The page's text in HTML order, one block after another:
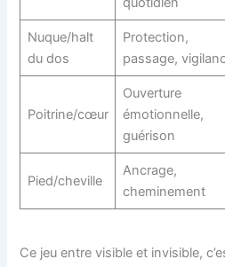
Nuque/halt
du dos
Protection,
passage,
Poitrine/cœur
Ouverture
émotionnelle,
guérison
Pied/cheville
Ancrage,
cheminement
Ce jeu entre visible et invisible,